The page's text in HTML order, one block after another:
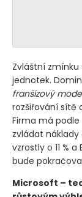
Zvláštní zmínku
jednotek.
franšízový
rozšiřování sítě
Firma má podle
zvládat
vzrostly o 11 %
bude
Microsoft –